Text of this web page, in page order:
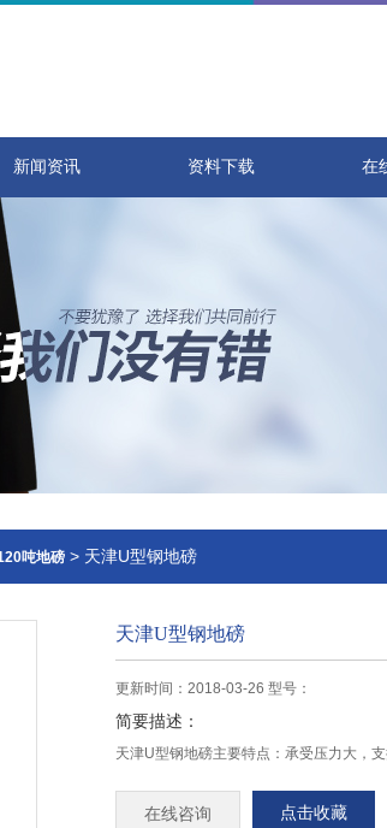
新闻资讯 资料下载 在
吨地磅 > 天津U型钢地磅
天津U型钢地磅
更新时间：2018-03-26 型号：
简要描述：
天津U型钢地磅主要特点：承受压力大
在线咨询 点击收藏